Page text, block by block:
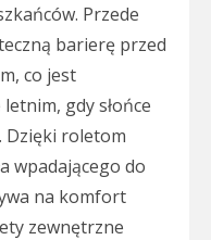
Przede
barierę przed
co jest
gdy słońce
Dzięki roletom
wpadającego do
na komfort
zewnętrzne